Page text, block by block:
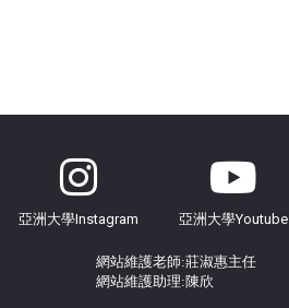
亞洲大學Instagram 亞洲大學Youtube
網站維護老師:莊淑惠主任
網站維護助理:陳欣